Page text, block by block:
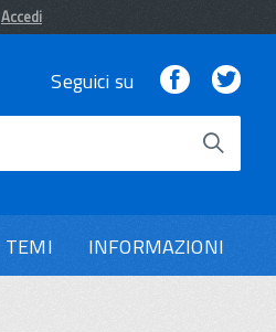
Accedi
Seguici su Facebook
TEMI INFORMAZIONI